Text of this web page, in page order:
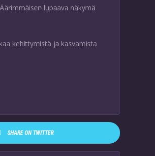
lupaava näkymä
kehittymistä ja kasvamista
SHARE ON TWITTER